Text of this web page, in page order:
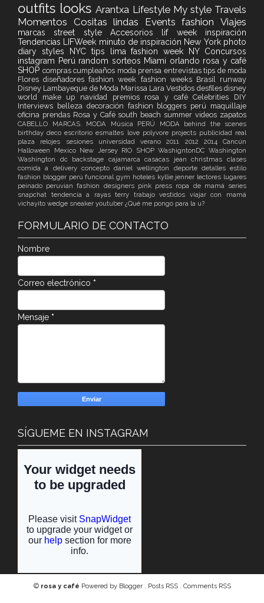
outfits looksArantxa Lifestyle My style Travels
Momentos Cositas lindas EventsfashionViajes
marcasstreet styleAccesorios lif week inspiración
Tendencias LIFWeek minuto de inspiración New York photo
diary styles NYC tips lima fashion week NY Concursos
instagram Perú random sorteos Miami orlando rosa y café
SHOP compras cumpleaños moda prensa entrevistas tips de moda
Floresdiseñadoresfashion week fashion weeks Brasil runway
Disney Lambayeque de Moda Marissa Lara Vestidos desfiles disney
world make up navidad premios rosa y caféCelebrities DIY
Interviews belleza decoración fashion bloggers perú maquillaje
oficina prendas Rosa y Cafésouth beachsummervideos zapatos
CABELLO MARCAS. MODA Música PERÚ MODA behind the scenes
birthdaydecoescritorioesmaltes love polyvore projects publicidad real
plaza relojes sesiones universidad verano2011 2012 2014 Cancún
Halloween
Mexico New Jersey RIO SHOPWashigntonDCWashington
Washington dc backstage cajamarcacasacas jeanchristmasclases
comida a delivery concepto daniel wellington deporte detalles estilo
fashion blogger perúfuncionalgym hoteles kyllie jenner lectores lugares
peinado peruvian fashion designers pink press ropa de mamá series
snapchat tendencia a rayasterry trabajovestidos viajar con mamá
vichayito wedge sneaker youtuber ¿Qué me pongo para la u?
FORMULARIO DE CONTACTO
Nombre
Correo electrónico *
Mensaje *
SÍGUEME EN INSTAGRAM
© rosa y café Powered by Blogger . Posts RSS . Comments RSS